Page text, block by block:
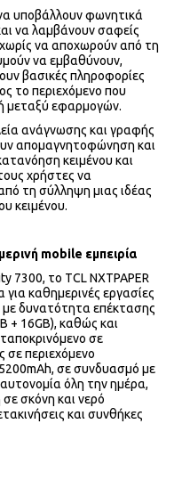
υποβάλλουν φωνητικά
να λαμβάνουν σαφείς
να αποχωρούν από τη
να εμβαθύνουν,
βασικές πληροφορίες
το περιεχόμενο που
μεταξύ εφαρμογών.
ανάγνωσης και γραφής
απομαγνητοφώνηση και
κειμένου και
χρήστες να
τη σύλληψη μιας ιδέας
κειμένου.
mobile εμπειρία
7300, το TCL NXTPAPER
καθημερινές εργασίες
με δυνατότητα επέκτασης
+ 16GB), καθώς και
σε
σε περιεχόμενο
σε συνδυασμό με
όλη την ημέρα,
σκόνη και νερό
και συνθήκες